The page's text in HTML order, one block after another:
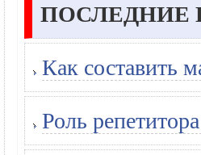
ПОСЛЕДНИЕ
Как составить
Роль